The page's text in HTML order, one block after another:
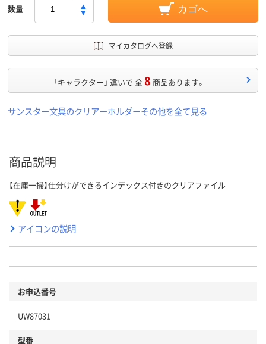
数量 カゴへ
マイカタログへ登録
「キャラクター」 違いで 全8 商品あります。
サンスター文具のクリアーホルダーその他を全て見る
商品説明
【在庫一掃】仕分けができるインデックス付きのクリアファイル
アイコンの説明
お申込番号
UW87031
型番